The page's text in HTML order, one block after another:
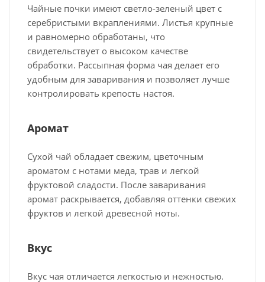
Чайные почки имеют светло-зеленый цвет с
серебристыми вкраплениями. Листья крупные
и равномерно обработаны, что
свидетельствует о высоком качестве
обработки. Рассыпная форма чая делает его
удобным для заваривания и позволяет лучше
контролировать крепость настоя.
Аромат
Сухой чай обладает свежим, цветочным
ароматом с нотами меда, трав и легкой
фруктовой сладости. После заваривания
аромат раскрывается, добавляя оттенки свежих
фруктов и легкой древесной ноты.
Вкус
Вкус чая отличается легкостью и нежностью.